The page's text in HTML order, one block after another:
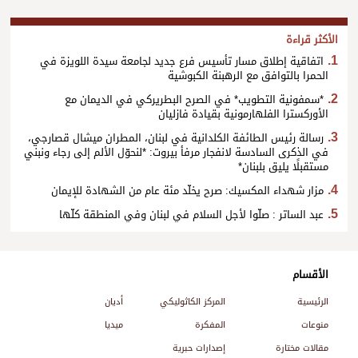
الأكثر قراءة
اتفاقية إطلاق مسار تأسيس فرع جديد لجامعة سيدة اللويزة في
الحمرا بالتوافق مع الرهبنة الكبوشية
*سمفونية التطويب* في الصرح البطريركي في الديمان مع
الأوركسترا الفلهارمونية بقيادة فازليان
رسالة رئيس الطائفة الكلدانية في لبنان، المطران ميشال قصارجي،
في الذكرى السادسة لانفجار مرفأ بيروت: *لنحوّل الألم إلى رجاء ونبني
مستقبلًا يليق بلبنان*
مزار شهداء المكسيك: صرح يخلّد مئة عام من الشهادة للإيمان
عبد الساتر : صلّوا لأجل السلام في لبنان وفي المنطقة كلّها
الأقسام
الرئيسية المركز الكاثوليكي
أديان
منوعات
المفكرة
ميديا
مقالات مختارة
إصدارات حبرية